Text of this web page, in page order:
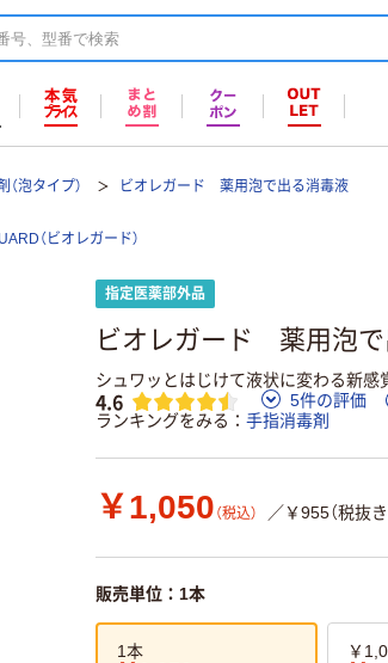
泡タイプ） ビオレガード 薬用泡で出る消毒液
（ビオレガード）
指定医薬部外品
ビオレガード 薬用泡
シュワッとはじけて液状に変わる新感
4.6 5件の評価
ランキングをみる
手指消毒剤
￥1,050 （税込） ／￥955（税抜き
販売単位：1本
1本 ￥